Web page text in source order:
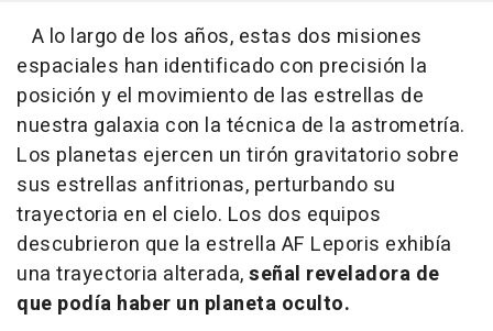
A lo largo de los años, estas dos misiones
espaciales han identificado con precisión la
posición y el movimiento de las estrellas de
nuestra galaxia con la técnica de la astrometría.
Los planetas ejercen un tirón gravitatorio sobre
sus estrellas anfitrionas, perturbando su
trayectoria en el cielo. Los dos equipos
descubrieron que la estrella AF Leporis exhibía
una trayectoria alterada,señal reveladora de
que podía haber un planeta oculto.